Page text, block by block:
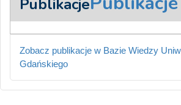
Publikacje
Zobacz publikacje w Bazie Wiedzy
Gdańskiego